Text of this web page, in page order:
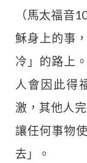
（馬太福音
穌身上的事
冷」的路上
人會因此得
激，其他人
讓任何事物
去」。